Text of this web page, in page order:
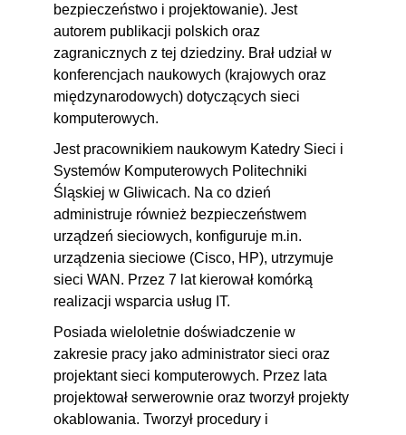
domyślnych i redystrybucja tras
statycznych
5.13. Ręczne ustalanie kosztu i
obliczanie metryki
00:08:53
5.14. Zmiana parametrów
kosztu przesłania pakietu
5.15. Dostosowywanie czasów
w OSPF
5.16. Polecenia weryfikujące
działanie OSPF
6. Protokół routingu EIGRPv4
6.1. Działanie EIGRP
6.2. Uruchamianie routingu
EIGRP i konfiguracja
identyfikatora
00:06:55
bezpieczeństwo i projektowanie). Jest
autorem publikacji polskich oraz
zagranicznych z tej dziedziny. Brał udział w
konferencjach naukowych (krajowych oraz
międzynarodowych) dotyczących sieci
komputerowych.
Jest pracownikiem naukowym Katedry Sieci i
Systemów Komputerowych Politechniki
Śląskiej w Gliwicach. Na co dzień
administruje również bezpieczeństwem
urządzeń sieciowych, konfiguruje m.in.
urządzenia sieciowe (Cisco, HP), utrzymuje
sieci WAN. Przez 7 lat kierował komórką
realizacji wsparcia usług IT.
Posiada wieloletnie doświadczenie w
zakresie pracy jako administrator sieci oraz
projektant sieci komputerowych. Przez lata
projektował serwerownie oraz tworzył projekty
okablowania. Tworzył procedury i